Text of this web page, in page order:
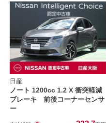
日産
ノート 1200cc 1.2 X 衝突軽減
ブレーキ 前後コーナーセンサ
ー